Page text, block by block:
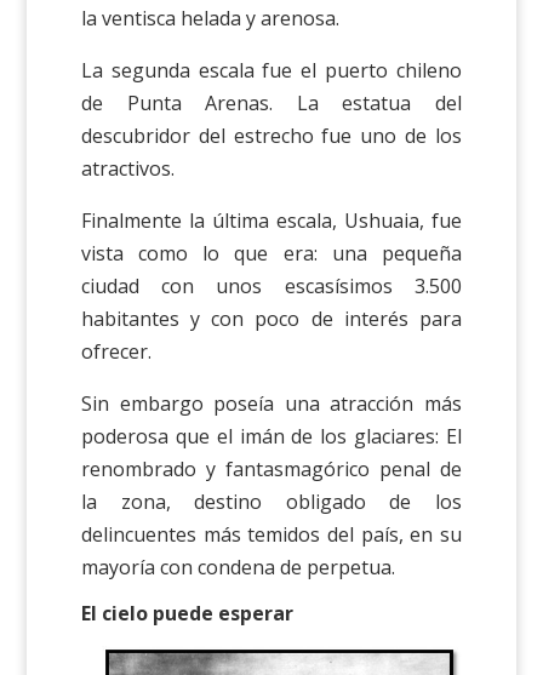
la ventisca helada y arenosa.
La segunda escala fue el puerto chileno
de Punta Arenas. La estatua del
descubridor del estrecho fue uno de los
atractivos.
Finalmente la última escala, Ushuaia, fue
vista como lo que era: una pequeña
ciudad con unos escasísimos 3.500
habitantes y con poco de interés para
ofrecer.
Sin embargo poseía una atracción más
poderosa que el imán de los glaciares: El
renombrado y fantasmagórico penal de
la zona, destino obligado de los
delincuentes más temidos del país, en su
mayoría con condena de perpetua.
El cielo puede esperar